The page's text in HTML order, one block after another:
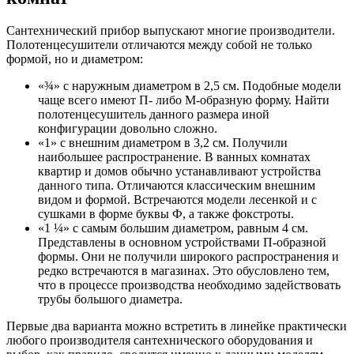
Сантехнический прибор выпускают многие производители.
Полотенцесушители отличаются между собой не только
формой, но и диаметром:
«¾» с наружным диаметром в 2,5 см. Подобные модели
чаще всего имеют П- либо М-образную форму. Найти
полотенцесушитель данного размера иной
конфигурации довольно сложно.
«1» с внешним диаметром в 3,2 см. Получили
наибольшее распространение. В ванных комнатах
квартир и домов обычно устанавливают устройства
данного типа. Отличаются классическим внешним
видом и формой. Встречаются модели лесенкой и с
сушками в форме буквы Ф, а также фокстроты.
«1 ¼» с самым большим диаметром, равным 4 см.
Представлены в основном устройствами П-образной
формы. Они не получили широкого распространения и
редко встречаются в магазинах. Это обусловлено тем,
что в процессе производства необходимо задействовать
трубы большого диаметра.
Первые два варианта можно встретить в линейке практически
любого производителя сантехнического оборудования и